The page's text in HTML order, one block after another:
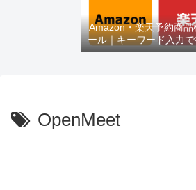
Amazon・楽天予約商品
ール｜キーワード入力
商品を即チェック
OpenMeet